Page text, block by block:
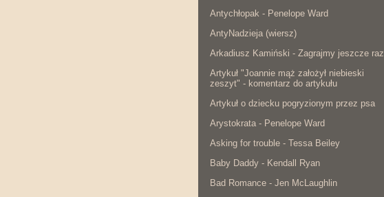
Antychłopak - Penelope Ward
AntyNadzieja (wiersz)
Arkadiusz Kamiński - Zagrajmy jeszcze raz
Artykuł "Joannie mąż założył niebieski
zeszyt" - komentarz do artykułu
Artykuł o dziecku pogryzionym przez psa
Arystokrata - Penelope Ward
Asking for trouble - Tessa Beiley
Baby Daddy - Kendall Ryan
Bad Romance - Jen McLaughlin